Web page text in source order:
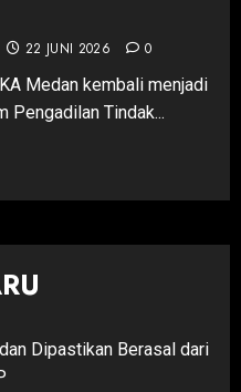
22 JUNI 2026 0
Medan kembali menjadi
Pengadilan Tindak...
Dipastikan Berasal dari